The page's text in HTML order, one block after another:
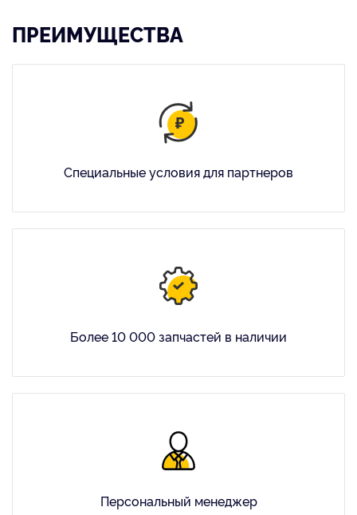
ПРЕИМУЩЕСТВА
Специальные условия для партнеров
Более 10 000 запчастей в наличии
Персональный менеджер